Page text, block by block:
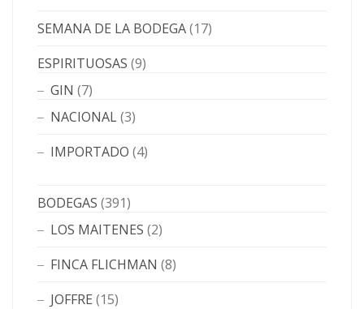
SEMANA DE LA BODEGA(17)
ESPIRITUOSAS (9)
GIN (7)
NACIONAL(3)
IMPORTADO (4)
BODEGAS (391)
LOS MAITENES (2)
FINCA FLICHMAN (8)
JOFFRE (15)